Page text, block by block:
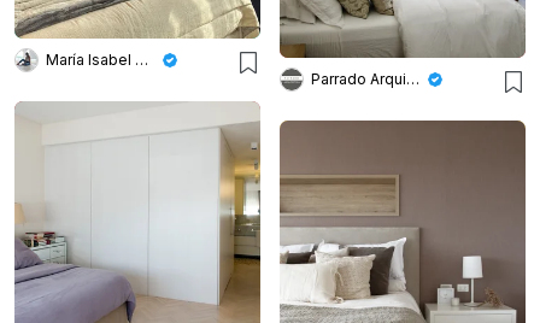
María Isabel Wetzel
Parrado Arquitectura